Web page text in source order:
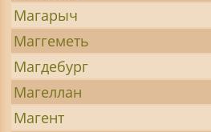
Магарыч
Маггеметь
Магдебург
Магеллан
Магент